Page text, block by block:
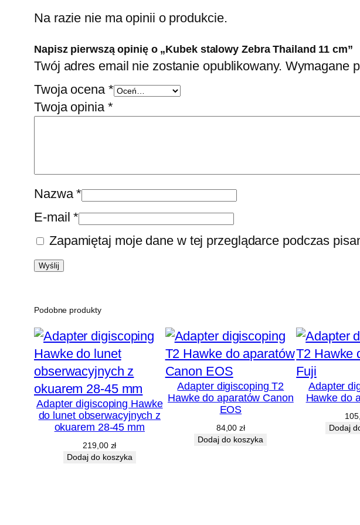
c
m
Na razie nie ma opinii o produkcie.
Napisz pierwszą opinię o „Kubek stalowy Zebra Thailand 11 cm”
Twój adres email nie zostanie opublikowany. Wymagane
Twoja ocena *
Twoja opinia *
Nazwa*
E-mail*
Zapamiętaj moje dane w tej przeglądarce podczas
Podobne produkty
Adapter digiscoping Hawke
do lunet obserwacyjnych z
okuarem 28-45 mm
219,00 zł
Dodaj do koszyka
Adapter digiscoping T2
Hawke do aparatów Canon
EOS
84,00zł
Dodaj do koszyka
Adapter
Hawke do
Dodaj